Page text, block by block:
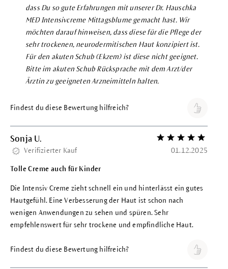
dass Du so gute Erfahrungen mit unserer Dr. Hauschka
MED Intensivcreme Mittagsblume gemacht hast. Wir
möchten darauf hinweisen, dass diese für die Pflege der
sehr trockenen, neurodermitischen Haut konzipiert ist.
Für den akuten Schub (Ekzem) ist diese nicht geeignet.
Bitte im akuten Schub Rücksprache mit dem Arzt/der
Ärztin zu geeigneten Arzneimitteln halten.
Findest du diese Bewertung hilfreich?
Sonja U. Bewertung mit 5
Verifizierter Kauf 01.12.2025
Tolle Creme auch für Kinder
Die Intensiv Creme zieht schnell ein und hinterlässt ein gutes
Hautgefühl. Eine Verbesserung der Haut ist schon nach
wenigen Anwendungen zu sehen und spüren. Sehr
empfehlenswert für sehr trockene und empfindliche Haut.
Findest du diese Bewertung hilfreich?